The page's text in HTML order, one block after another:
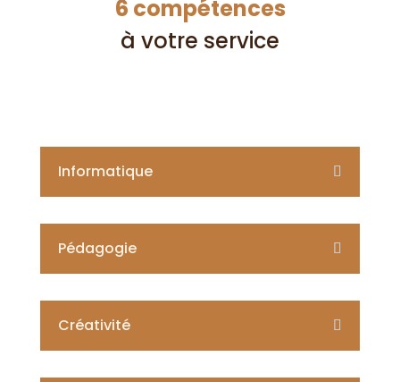
6 compétences
à votre service
Informatique
Pédagogie
Créativité